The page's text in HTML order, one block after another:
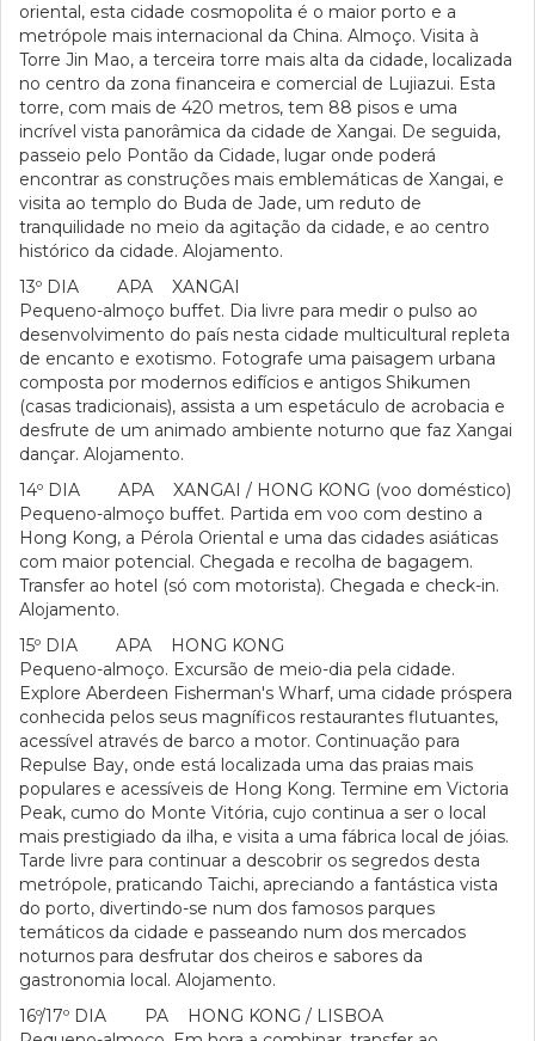
oriental, esta cidade cosmopolita é o maior porto e a
metrópole mais internacional da China. Almoço. Visita à
Torre Jin Mao, a terceira torre mais alta da cidade, localizada
no centro da zona financeira e comercial de Lujiazui. Esta
torre, com mais de 420 metros, tem 88 pisos e uma
incrível vista panorâmica da cidade de Xangai. De seguida,
passeio pelo Pontão da Cidade, lugar onde poderá
encontrar as construções mais emblemáticas de Xangai, e
visita ao templo do Buda de Jade, um reduto de
tranquilidade no meio da agitação da cidade, e ao centro
histórico da cidade. Alojamento.
13º DIA APA XANGAI
Pequeno-almoço buffet. Dia livre para medir o pulso ao
desenvolvimento do país nesta cidade multicultural repleta
de encanto e exotismo. Fotografe uma paisagem urbana
composta por modernos edifícios e antigos Shikumen
(casas tradicionais), assista a um espetáculo de acrobacia e
desfrute de um animado ambiente noturno que faz Xangai
dançar. Alojamento.
14º DIA APA XANGAI / HONG KONG (voo doméstico)
Pequeno-almoço buffet. Partida em voo com destino a
Hong Kong, a Pérola Oriental e uma das cidades asiáticas
com maior potencial. Chegada e recolha de bagagem.
Transfer ao hotel (só com motorista). Chegada e check-in.
Alojamento.
15º DIA APA HONG KONG
Pequeno-almoço. Excursão de meio-dia pela cidade.
Explore Aberdeen Fisherman's Wharf, uma cidade próspera
conhecida pelos seus magníficos restaurantes flutuantes,
acessível através de barco a motor. Continuação para
Repulse Bay, onde está localizada uma das praias mais
populares e acessíveis de Hong Kong. Termine em Victoria
Peak, cumo do Monte Vitória, cujo continua a ser o local
mais prestigiado da ilha, e visita a uma fábrica local de jóias.
Tarde livre para continuar a descobrir os segredos desta
metrópole, praticando Taichi, apreciando a fantástica vista
do porto, divertindo-se num dos famosos parques
temáticos da cidade e passeando num dos mercados
noturnos para desfrutar dos cheiros e sabores da
gastronomia local. Alojamento.
16º/17º DIA PA HONG KONG / LISBOA